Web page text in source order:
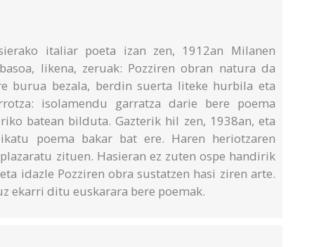
italiar poeta izan zen, 1912an Milanen
likena, zeruak: Pozziren obran natura da
burua bezala, berdin suerta liteke hurbila eta
isolamendu garratza darie bere poema
batean bilduta. Gazterik hil zen, 1938an, eta
poema bakar bat ere. Haren heriotzaren
zituen. Hasieran ez zuten ospe handirik
idazle Pozziren obra sustatzen hasi ziren arte.
ekarri ditu euskarara bere poemak.